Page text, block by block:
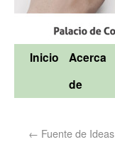
Inicio
Acerca
de
← Fuente de Ideas